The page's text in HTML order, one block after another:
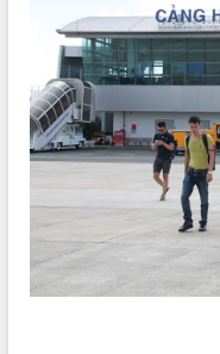
HỆ THỐNG VĂN BẢN
VĂN BẢN HĐND TỈNH
ĐIỂM TIN VĂN BẢN
QUY HOẠCH - KẾ HOẠCH